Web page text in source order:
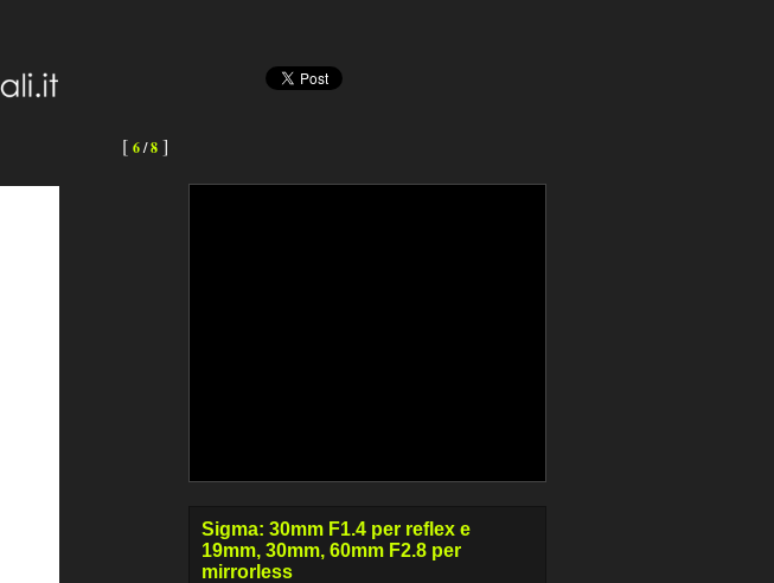
[ 6/8]
Sigma: 30mm F1.4 per reflex e
19mm, 30mm, 60mm F2.8 per
mirrorless